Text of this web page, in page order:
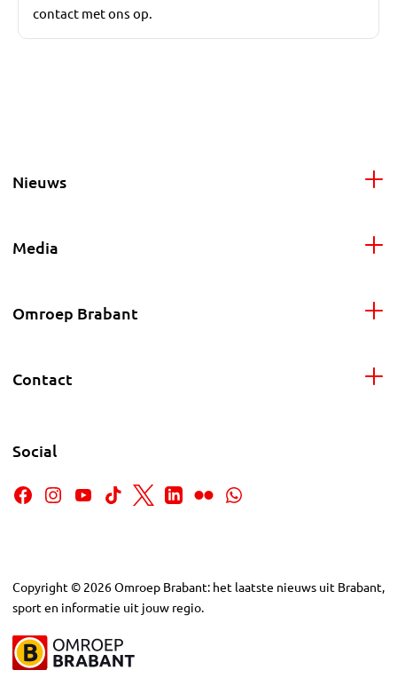
contact met ons op.
Nieuws
Media
Omroep Brabant
Contact
Social
Copyright © 2026Omroep Brabant: het laatste nieuws uit Brabant,
sport en informatie uit jouw regio.